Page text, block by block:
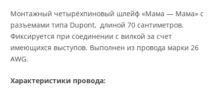
Монтажный четырёхпиновый шлейф «Мама — Мама» с
разъемами типа Dupont, длиной 70 сантиметров.
Фиксируется при соединении с вилкой за счет
имеющихся выступов. Выполнен из провода марки 26
AWG.
Характеристики провода: